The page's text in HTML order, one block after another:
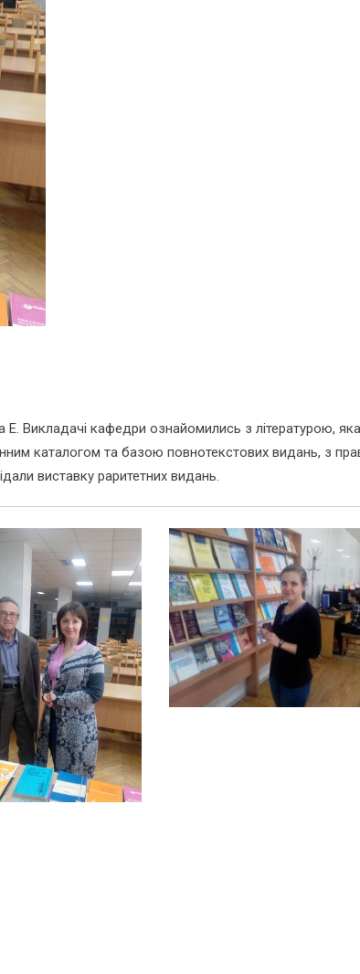
Викладачі кафедри ознайомились з літературою,
каталогом та базою повнотекстових видань, з
виставку раритетних видань.